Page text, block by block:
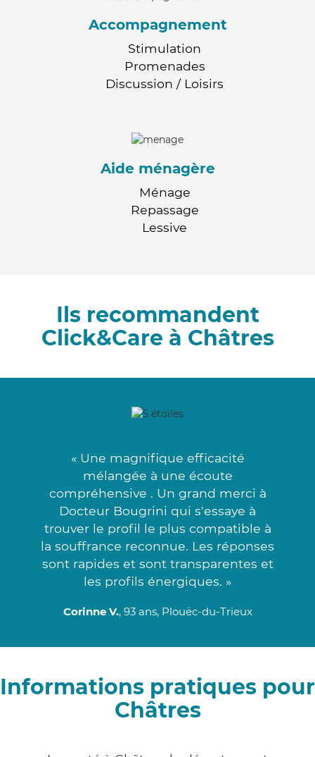
Accompagnement
Stimulation
Promenades
Discussion / Loisirs
Aide ménagère
Ménage
Repassage
Lessive
Ils recommandent
Click&Care à Châtres
« Une magnifique efficacité
mélangée à une écoute
compréhensive . Un grand merci à
Docteur Bougrini qui s'essaye à
trouver le profil le plus compatible à
la souffrance reconnue. Les réponses
sont rapides et sont transparentes et
les profils énergiques. »
Corinne V., 93 ans, Plouëc-du-Trieux
Informations pratiques pour
Châtres